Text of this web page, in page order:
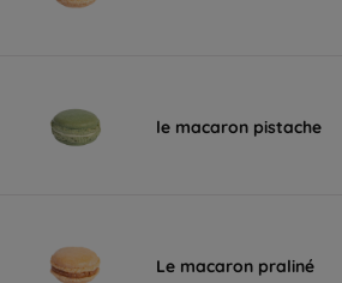
le macaron pistache
Le macaron praliné